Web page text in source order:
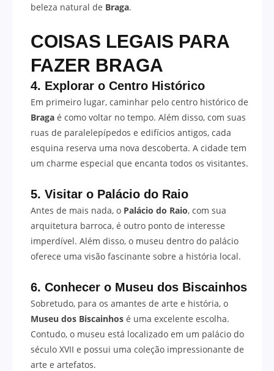
beleza natural de Braga.
COISAS LEGAIS PARA
FAZER BRAGA
4. Explorar o Centro Histórico
Em primeiro lugar, caminhar pelo centro histórico de
Braga é como voltar no tempo. Além disso, com suas
ruas de paralelepípedos e edifícios antigos, cada
esquina reserva uma nova descoberta. A cidade tem
um charme especial que encanta todos os visitantes.
5. Visitar o Palácio do Raio
Antes de mais nada, o Palácio do Raio, com sua
arquitetura barroca, é outro ponto de interesse
imperdível. Além disso, o museu dentro do palácio
oferece uma visão fascinante sobre a história local.
6. Conhecer o Museu dos Biscainhos
Sobretudo, para os amantes de arte e história, o
Museu dos Biscainhos é uma excelente escolha.
Contudo, o museu está localizado em um palácio do
século XVII e possui uma coleção impressionante de
arte e artefatos.